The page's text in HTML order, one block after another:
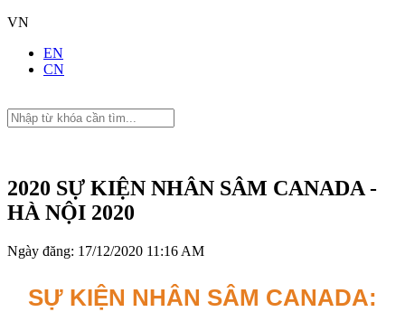
VN
EN
CN
2020 SỰ KIỆN NHÂN SÂM CANADA -
HÀ NỘI 2020
Ngày đăng: 17/12/2020 11:16 AM
SỰ KIỆN NHÂN SÂM CANADA: